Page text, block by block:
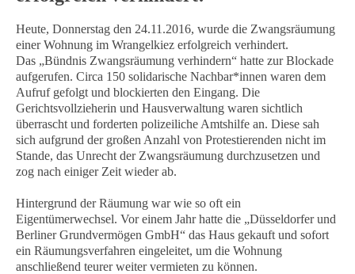
Heute, Donnerstag den 24.11.2016, wurde die Zwangsräumung
einer Wohnung im Wrangelkiez erfolgreich verhindert.
Das „Bündnis Zwangsräumung verhindern“ hatte zur Blockade
aufgerufen. Circa 150 solidarische Nachbar*innen waren dem
Aufruf gefolgt und blockierten den Eingang. Die
Gerichtsvollzieherin und Hausverwaltung waren sichtlich
überrascht und forderten polizeiliche Amtshilfe an. Diese sah
sich aufgrund der großen Anzahl von Protestierenden nicht im
Stande, das Unrecht der Zwangsräumung durchzusetzen und
zog nach einiger Zeit wieder ab.
Hintergrund der Räumung war wie so oft ein
Eigentümerwechsel. Vor einem Jahr hatte die „Düsseldorfer und
Berliner Grundvermögen GmbH“ das Haus gekauft und sofort
ein Räumungsverfahren eingeleitet, um die Wohnung
anschließend teurer weiter vermieten zu können.